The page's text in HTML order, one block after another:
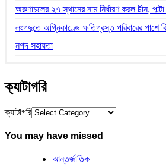
অরুণাচলের ২৭ স্থানের নাম নির্ধারণ করল চীন,
লংগদুতে অগ্নিকাণ্ডে ক্ষতিগ্রস্ত পরিবারের পাশে
নগদ সহায়তা
ক্যাটাগরি
ক্যাটাগরি
You may have missed
আন্তর্জাতিক